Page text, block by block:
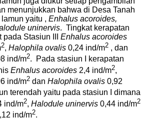
menunjukkan bahwa di Desa Tanah
yaitu , Enhalus acoroides,
uninervis. Tingkat kerapatan
pada Stasiun III Enhalus acoroides
2, Halophila ovalis 0,24 ind/m2 , dan
ind/m2. Pada stasiun I kerapatan
Enhalus acoroides 2,4 ind/m2,
ind/m2 dan Halophila ovalis 0,92
terendah yaitu pada stasiun I dimana
ind/m2, Halodule uninervis 0,44 ind/m2
ind/m2.